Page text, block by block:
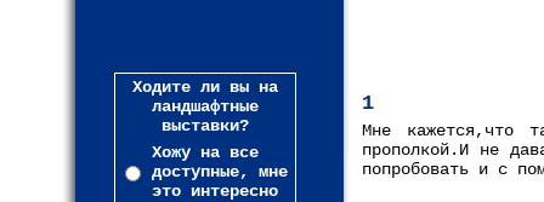
Ходите ли вы на
ландшафтные
выставки?
Хожу на все
доступные, мне
это интересно
1
Мне кажется,что
прополкой.И не
попробовать и с